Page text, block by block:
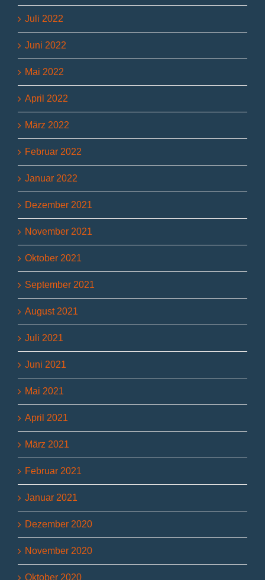
Juli 2022
Juni 2022
Mai 2022
April 2022
März 2022
Februar 2022
Januar 2022
Dezember 2021
November 2021
Oktober 2021
September 2021
August 2021
Juli 2021
Juni 2021
Mai 2021
April 2021
März 2021
Februar 2021
Januar 2021
Dezember 2020
November 2020
Oktober 2020